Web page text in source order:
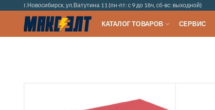
г.Новосибирск, ул.Ватутина 11 (пн-пт: с 9 до 18ч, сб-вс: выходной)
КАТАЛОГ ТОВАРОВ СЕРВИС